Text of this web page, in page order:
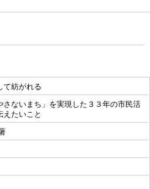
て紡がれる
さないまち」を実現した３３年の市民活
えたいこと